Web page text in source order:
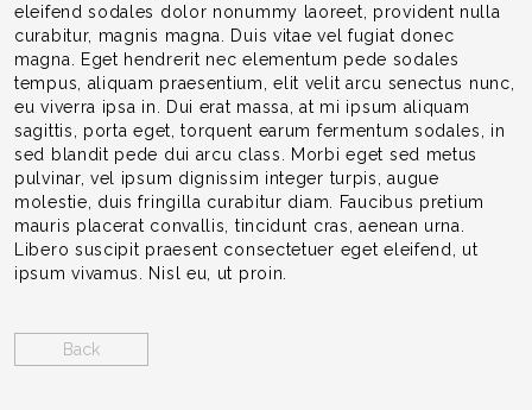
eleifend sodales dolor nonummy laoreet, provident nulla
curabitur, magnis magna. Duis vitae vel fugiat donec
magna. Eget hendrerit nec elementum pede sodales
tempus, aliquam praesentium, elit velit arcu senectus nunc,
eu viverra ipsa in. Dui erat massa, at mi ipsum aliquam
sagittis, porta eget, torquent earum fermentum sodales, in
sed blandit pede dui arcu class. Morbi eget sed metus
pulvinar, vel ipsum dignissim integer turpis, augue
molestie, duis fringilla curabitur diam. Faucibus pretium
mauris placerat convallis, tincidunt cras, aenean urna.
Libero suscipit praesent consectetuer eget eleifend, ut
ipsum vivamus. Nisl eu, ut proin.
Back